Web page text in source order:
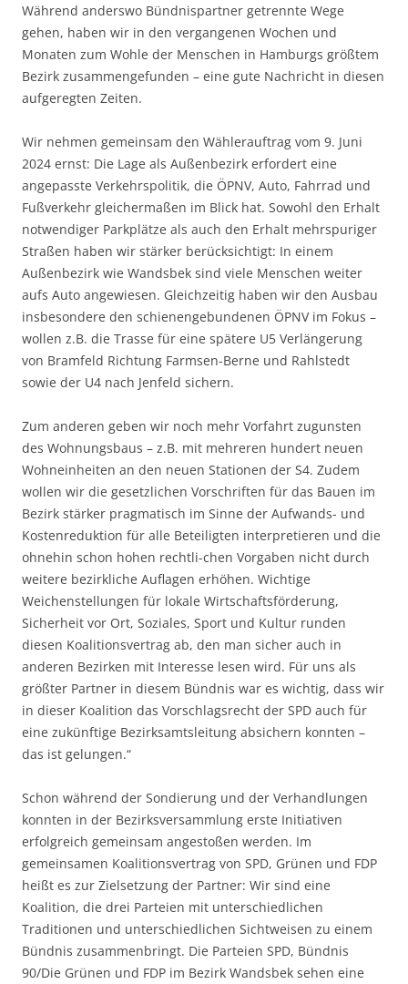
Während anderswo Bündnispartner getrennte Wege
gehen, haben wir in den vergangenen Wochen und
Monaten zum Wohle der Menschen in Hamburgs größtem
Bezirk zusammengefunden – eine gute Nachricht in diesen
aufgeregten Zeiten.
Wir nehmen gemeinsam den Wählerauftrag vom 9. Juni
2024 ernst: Die Lage als Außenbezirk erfordert eine
angepasste Verkehrspolitik, die ÖPNV, Auto, Fahrrad und
Fußverkehr gleichermaßen im Blick hat. Sowohl den Erhalt
notwendiger Parkplätze als auch den Erhalt mehrspuriger
Straßen haben wir stärker berücksichtigt: In einem
Außenbezirk wie Wandsbek sind viele Menschen weiter
aufs Auto angewiesen. Gleichzeitig haben wir den Ausbau
insbesondere den schienengebundenen ÖPNV im Fokus –
wollen z.B. die Trasse für eine spätere U5 Verlängerung
von Bramfeld Richtung Farmsen-Berne und Rahlstedt
sowie der U4 nach Jenfeld sichern.
Zum anderen geben wir noch mehr Vorfahrt zugunsten
des Wohnungsbaus – z.B. mit mehreren hundert neuen
Wohneinheiten an den neuen Stationen der S4. Zudem
wollen wir die gesetzlichen Vorschriften für das Bauen im
Bezirk stärker pragmatisch im Sinne der Aufwands- und
Kostenreduktion für alle Beteiligten interpretieren und die
ohnehin schon hohen rechtli-chen Vorgaben nicht durch
weitere bezirkliche Auflagen erhöhen. Wichtige
Weichenstellungen für lokale Wirtschaftsförderung,
Sicherheit vor Ort, Soziales, Sport und Kultur runden
diesen Koalitionsvertrag ab, den man sicher auch in
anderen Bezirken mit Interesse lesen wird. Für uns als
größter Partner in diesem Bündnis war es wichtig, dass wir
in dieser Koalition das Vorschlagsrecht der SPD auch für
eine zukünftige Bezirksamtsleitung absichern konnten –
das ist gelungen.“
Schon während der Sondierung und der Verhandlungen
konnten in der Bezirksversammlung erste Initiativen
erfolgreich gemeinsam angestoßen werden. Im
gemeinsamen Koalitionsvertrag von SPD, Grünen und FDP
heißt es zur Zielsetzung der Partner: Wir sind eine
Koalition, die drei Parteien mit unterschiedlichen
Traditionen und unterschiedlichen Sichtweisen zu einem
Bündnis zusammenbringt. Die Parteien SPD, Bündnis
90/Die Grünen und FDP im Bezirk Wandsbek sehen eine